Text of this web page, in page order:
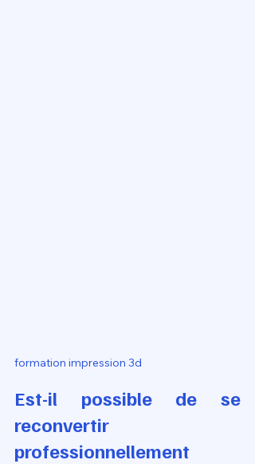
formation impression 3d
Est-il possible de se
reconvertir
professionnellement